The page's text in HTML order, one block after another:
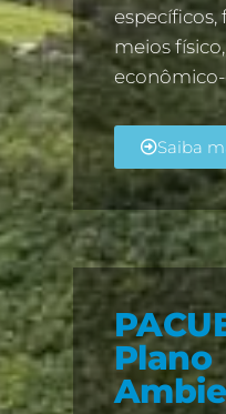
específicos,
meios
Saiba
Plano